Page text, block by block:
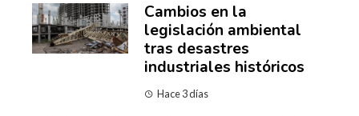
Cambios en la
legislación ambiental
tras desastres
industriales históricos
Hace 3 días